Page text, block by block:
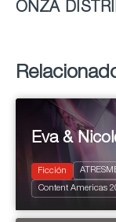
ONZA
2024 8 x 50'
Dramedy
Eva &
Ficción
Content Americas